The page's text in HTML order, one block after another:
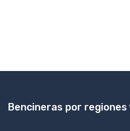
Bencineras por regiones